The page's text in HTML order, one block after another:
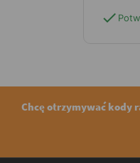
check
Chcę otrzymywać kody